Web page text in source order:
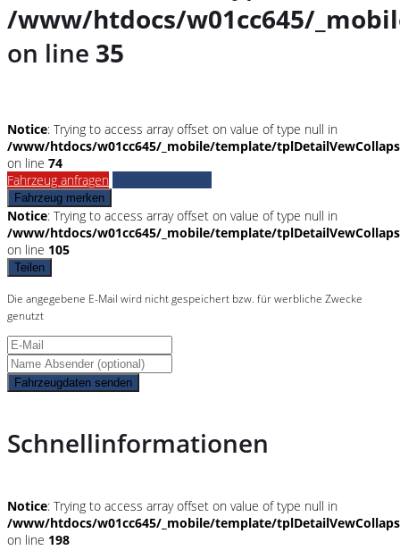
/www/htdocs/w01cc645/
on line 35
Notice: Trying to access array offset on value of type null in
/www/htdocs/w01cc645/_mobile/template/
on line 74
Fahrzeug anfragen
Fahrzeug merken
Notice: Trying to access array offset on value of type null in
/www/htdocs/w01cc645/_mobile/template/
on line 105
Teilen
Die angegebene E-Mail wird nicht gespeichert bzw. für werbliche Zwecke
genutzt
Fahrzeugdaten senden
Schnellinformationen
Notice: Trying to access array offset on value of type null in
/www/htdocs/w01cc645/_mobile/template/
on line 198